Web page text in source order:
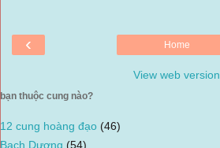
‹ Home
View web version
bạn thuộc cung nào?
12 cung hoàng đạo (46)
Bạch Dương (54)